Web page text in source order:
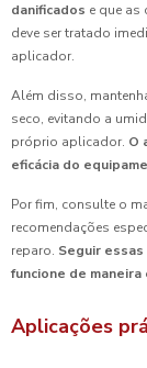
danificados e que as
deve ser tratado
aplicador.
Além disso,
seco, evitando a
próprio aplicador. O
eficácia do
Por fim, consulte o
recomendações
reparo. Seguir
funcione de
Aplicações